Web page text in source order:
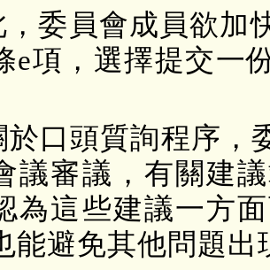
，委員會成員欲加
e項，選擇提交一
於口頭質詢程序，
議審議，有關建
為這些建議一方
能避免其他問題